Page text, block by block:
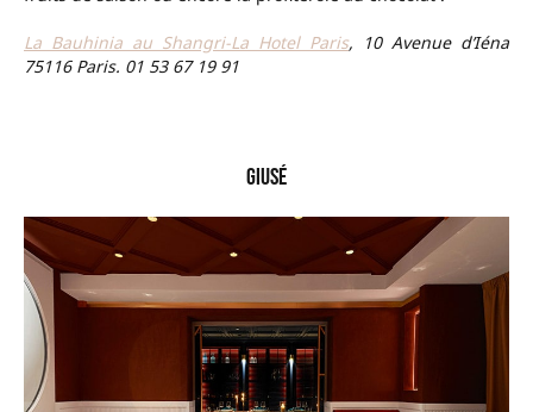
La Bauhinia au Shangri-La Hotel Paris, 10 Avenue d’Iéna
75116 Paris. 01 53 67 19 91
Giusé